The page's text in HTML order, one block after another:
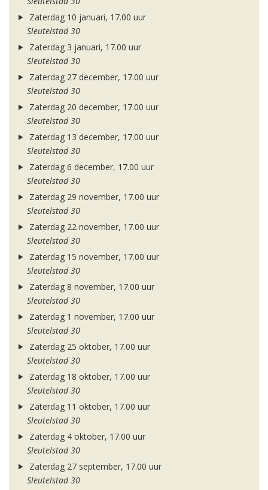
Zaterdag 10 januari, 17.00 uur
Sleutelstad 30
Zaterdag 3 januari, 17.00 uur
Sleutelstad 30
Zaterdag 27 december, 17.00 uur
Sleutelstad 30
Zaterdag 20 december, 17.00 uur
Sleutelstad 30
Zaterdag 13 december, 17.00 uur
Sleutelstad 30
Zaterdag 6 december, 17.00 uur
Sleutelstad 30
Zaterdag 29 november, 17.00 uur
Sleutelstad 30
Zaterdag 22 november, 17.00 uur
Sleutelstad 30
Zaterdag 15 november, 17.00 uur
Sleutelstad 30
Zaterdag 8 november, 17.00 uur
Sleutelstad 30
Zaterdag 1 november, 17.00 uur
Sleutelstad 30
Zaterdag 25 oktober, 17.00 uur
Sleutelstad 30
Zaterdag 18 oktober, 17.00 uur
Sleutelstad 30
Zaterdag 11 oktober, 17.00 uur
Sleutelstad 30
Zaterdag 4 oktober, 17.00 uur
Sleutelstad 30
Zaterdag 27 september, 17.00 uur
Sleutelstad 30